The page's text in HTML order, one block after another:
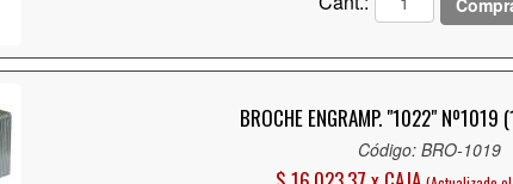
BROCHE ENGRAMP. "1022"
Código: BRO-1019